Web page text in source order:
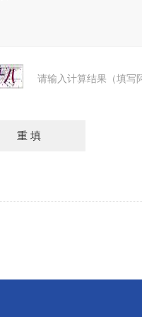
请输入计算结果（填写